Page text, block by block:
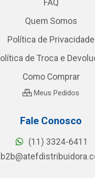
FAQ
Quem Somos
Política de Privacidade
de Troca e
Como Comprar
Meus Pedidos
Fale Conosco
(11) 3324-6411